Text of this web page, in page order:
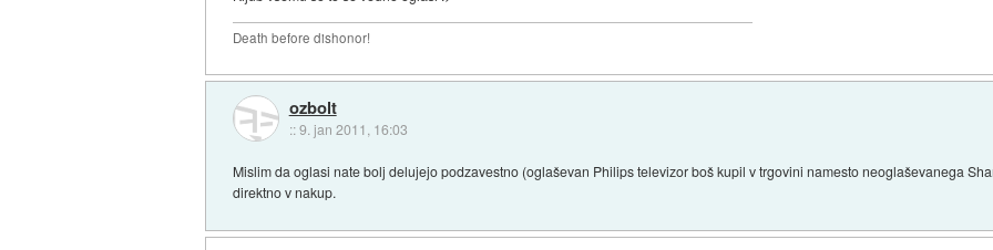
Death before dishonor!
ozbolt
::9. jan 2011, 16:03
Mislim da oglasi nate bolj delujejo podzavestno (oglaševan Philips televizor boš kupil v trgovini namesto neoglaševanega
direktno v nakup.